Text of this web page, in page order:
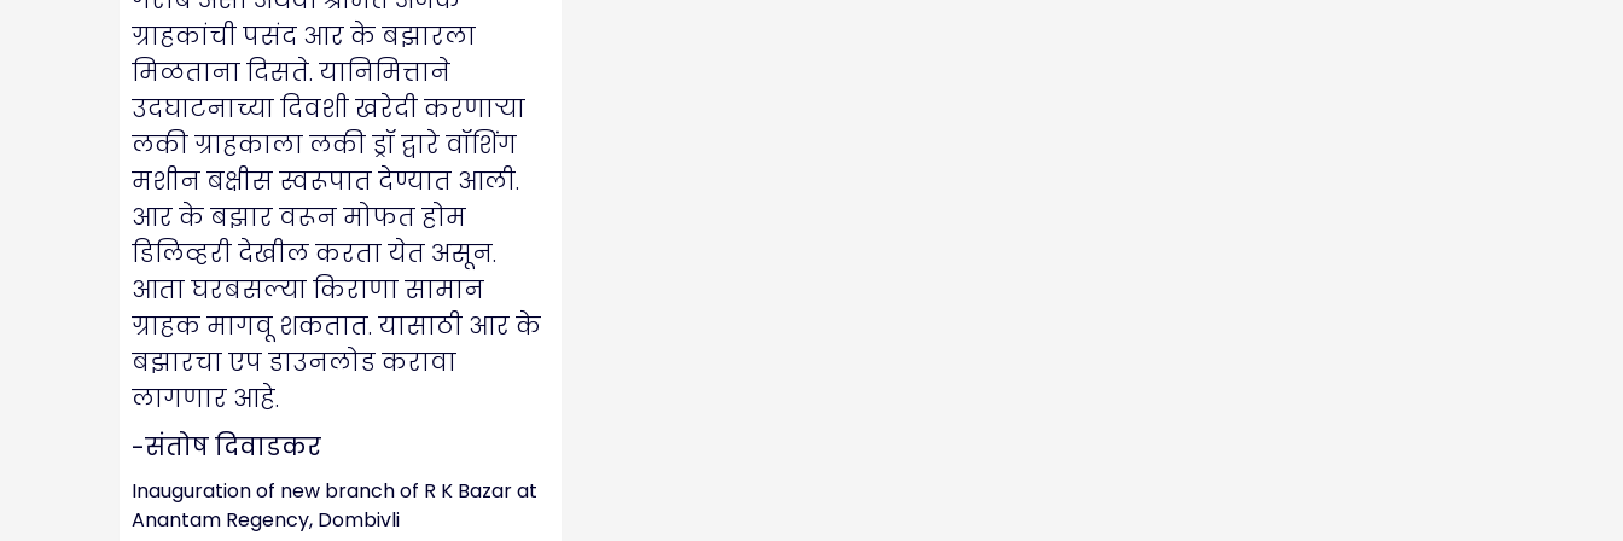
ग्राहकांची पसंद आर के बझारला
मिळताना दिसते. यानिमित्ताने
उदघाटनाच्या दिवशी खरेदी करणाऱ्या
लकी ग्राहकाला लकी ड्रॉ द्वारे वॉशिंग
मशीन बक्षीस स्वरूपात देण्यात आली.
आर के बझार वरून मोफत होम
डिलिव्हरी देखील करता येत असून.
आता घरबसल्या किराणा सामान
ग्राहक मागवू शकतात. यासाठी आर के
बझारचा एप डाउनलोड करावा
लागणार आहे.
-संतोष दिवाडकर
Inauguration of new branch of R K Bazar at
Anantam Regency, Dombivli